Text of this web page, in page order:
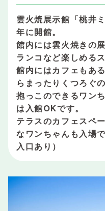
雲火焼展示館「桃井
年に開館。
館内には雲火焼きの
ランコなど楽しめる
館内にはカフェもあ
らまったりくつろぐ
抱っこのできるワン
は入館OKです。
テラスのカフェスペ
なワンちゃんも入場
入口あり）